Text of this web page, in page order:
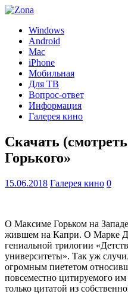
Windows
Android
Mac
iPhone
Мобильная
Для ТВ
Вопрос-ответ
Информация
Галерея кино
Скачать
Горького»
15.06.2018 Галерея кино 0
О Максиме Горьком на
жившем на Капри. О Марке
гениальной трилогии
университеты». Так уж
огромным пиететом
повсеместно цитируемого им
только цитатой из